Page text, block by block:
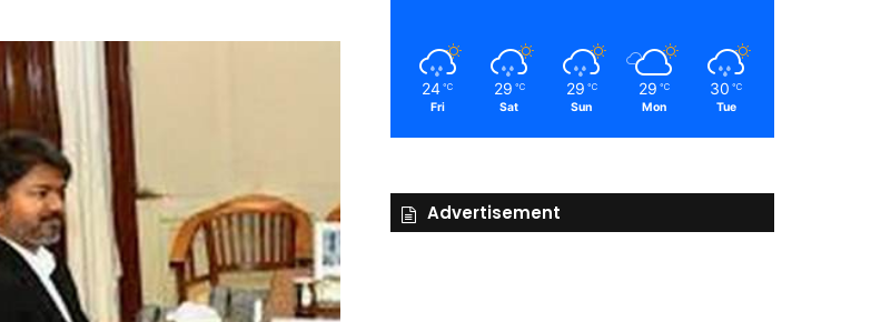
24 ℃
Fri
29 ℃
Sat
29 ℃
Sun
29 ℃
Mon
30 ℃
Tue
Advertisement